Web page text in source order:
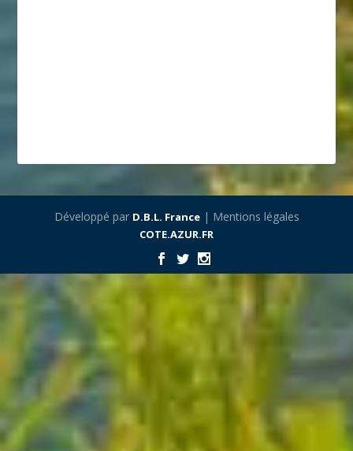
Développé par D.B.L. France| Mentions légales
COTE.AZUR.FR